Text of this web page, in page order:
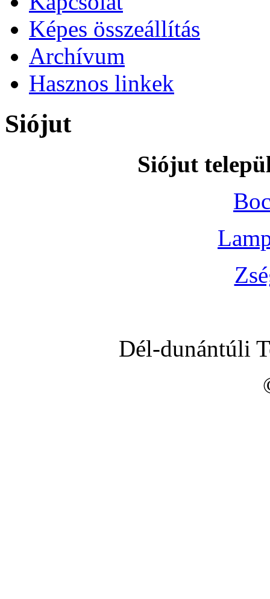
Képes összeállítás
Archívum
Hasznos linkek
Siójut
Siójut
Dél-dunántúli